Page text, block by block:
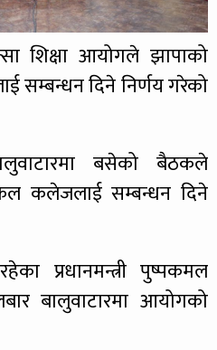
शिक्षा आयोगले झापाको
सम्बन्धन दिने निर्णय गरेको
बसेको बैठकले
कलेजलाई सम्बन्धन दिने
प्रधानमन्त्री पुष्पकमल
बालुवाटारमा आयोगको